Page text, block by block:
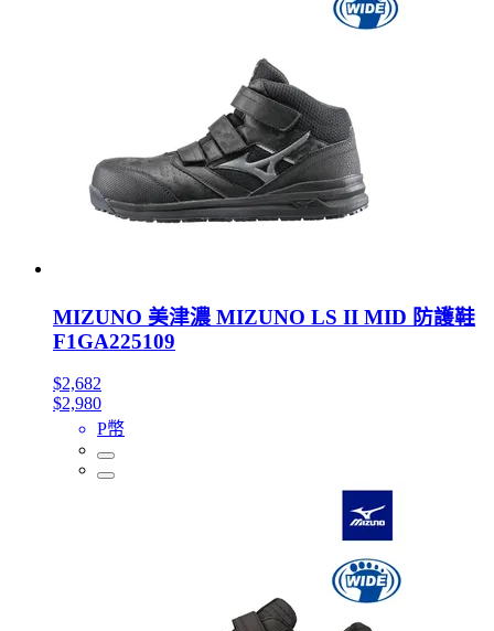
MIZUNO 美津濃 MIZUNO LS II MID 防護鞋
F1GA225109
$2,682
$2,980
P幣